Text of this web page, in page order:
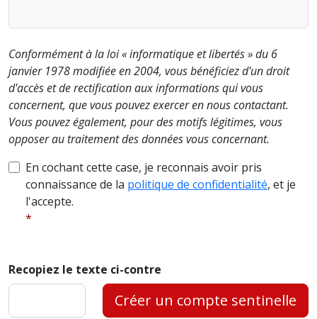
Conformément à la loi « informatique et libertés » du 6
janvier 1978 modifiée en 2004, vous bénéficiez d'un droit
d'accès et de rectification aux informations qui vous
concernent, que vous pouvez exercer en nous contactant.
Vous pouvez également, pour des motifs légitimes, vous
opposer au traitement des données vous concernant.
En cochant cette case, je reconnais avoir pris
connaissance de la politique de confidentialité, et je
l'accepte.
Recopiez le texte ci-contre
Créer un compte sentinelle